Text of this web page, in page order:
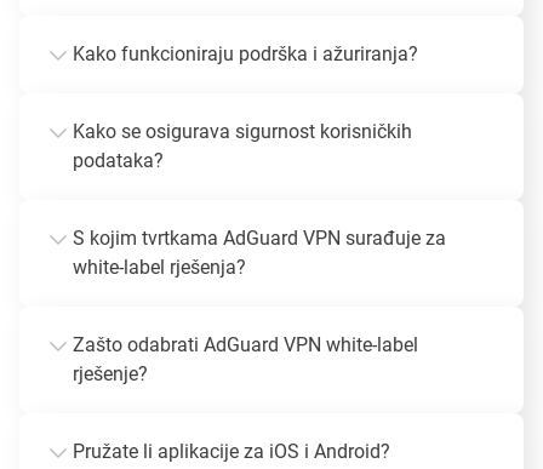
Kako funkcioniraju podrška i ažuriranja?
Kako se osigurava sigurnost korisničkih
podataka?
S kojim tvrtkama AdGuard VPN surađuje za
white-label rješenja?
Zašto odabrati AdGuard VPN white-label
rješenje?
Pružate li aplikacije za iOS i Android?